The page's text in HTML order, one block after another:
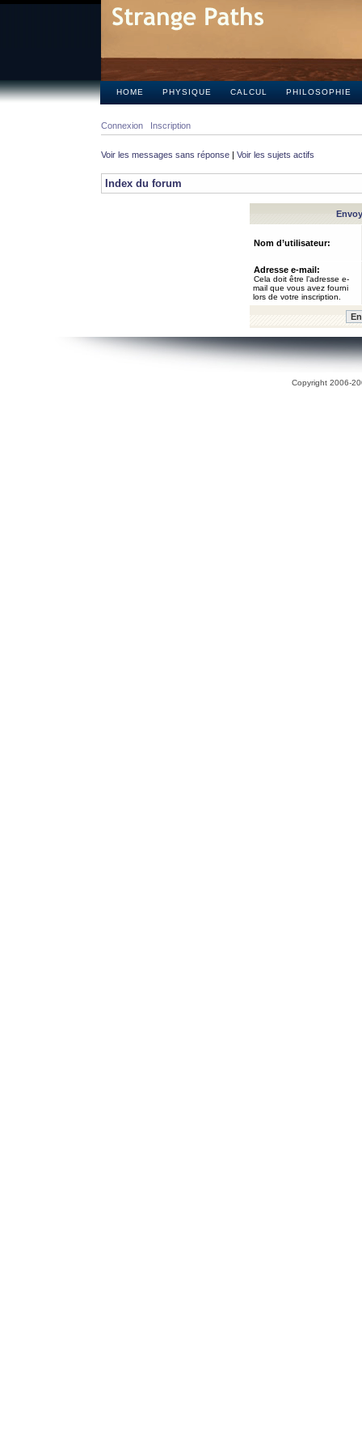
HOME PHYSIQUE CALCUL PHILOSOPHIE
Connexion Inscription
Voir les messages sans réponse | Voir les sujets actifs
Index du forum
Nom d’utilisateur:
Adresse e-mail:
Cela doit être l’adresse e-
mail que vous avez fourni
lors de votre inscription.
Copyright 2006-